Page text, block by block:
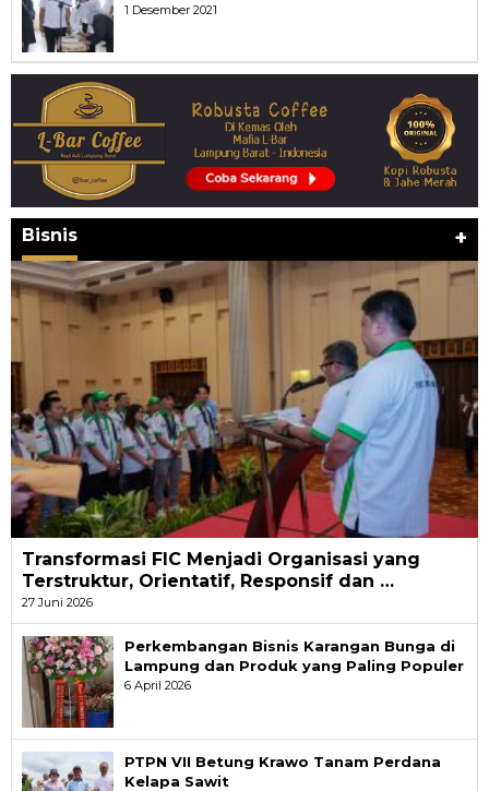
1 Desember 2021
Bisnis +
Transformasi FIC Menjadi Organisasi yang
Terstruktur, Orientatif, Responsif dan …
27 Juni 2026
Perkembangan Bisnis Karangan Bunga di
Lampung dan Produk yang Paling Populer
6 April 2026
PTPN VII Betung Krawo Tanam Perdana
Kelapa Sawit